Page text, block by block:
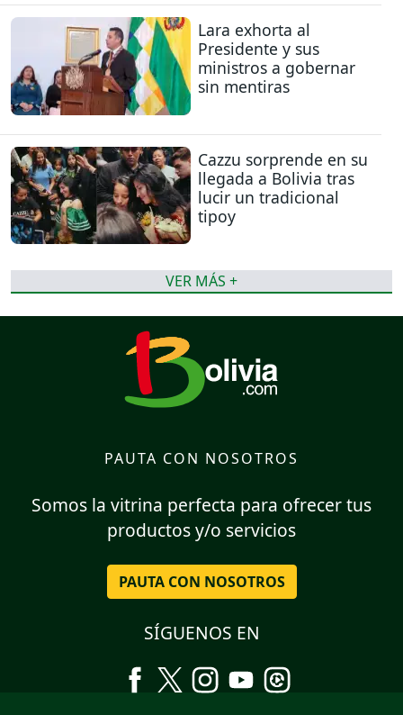
Lara exhorta al
Presidente y sus
ministros a gobernar
sin mentiras
Cazzu sorprende en su
llegada a Bolivia tras
lucir un tradicional
tipoy
VER MÁS +
PAUTA CON NOSOTROS
Somos la vitrina perfecta para ofrecer tus
productos y/o servicios
PAUTA CON NOSOTROS
SÍGUENOS EN